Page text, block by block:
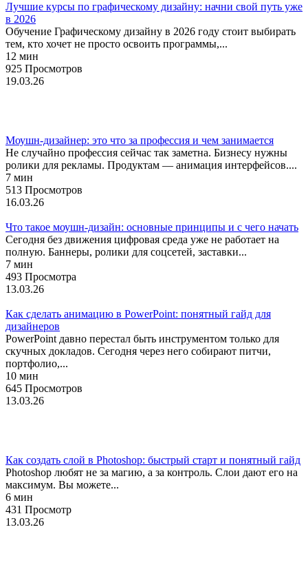
Лучшие курсы по графическому дизайну: начни свой путь уже
в 2026
Обучение Графическому дизайну в 2026 году стоит выбирать
тем, кто хочет не просто освоить программы,...
12 мин
925 Просмотров
19.03.26
Моушн-дизайнер: это что за профессия и чем занимается
Не случайно профессия сейчас так заметна. Бизнесу нужны
ролики для рекламы. Продуктам — анимация интерфейсов....
7 мин
513 Просмотров
16.03.26
Что такое моушн-дизайн: основные принципы и с чего начать
Сегодня без движения цифровая среда уже не работает на
полную. Баннеры, ролики для соцсетей, заставки...
7 мин
493 Просмотра
13.03.26
Как сделать анимацию в PowerPoint: понятный гайд для
дизайнеров
PowerPoint давно перестал быть инструментом только для
скучных докладов. Сегодня через него собирают питчи,
портфолио,...
10 мин
645 Просмотров
13.03.26
Как создать слой в Photoshop: быстрый старт и понятный гайд
Photoshop любят не за магию, а за контроль. Слои дают его на
максимум. Вы можете...
6 мин
431 Просмотр
13.03.26